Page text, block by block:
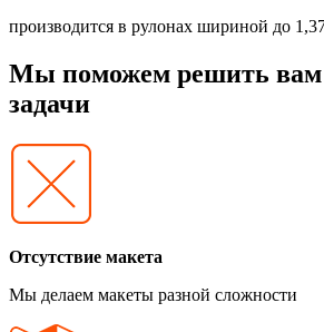
производится в рулонах шириной до
Мы поможем решить вам
задачи
Отсутствие макета
Мы делаем макеты разной сложности